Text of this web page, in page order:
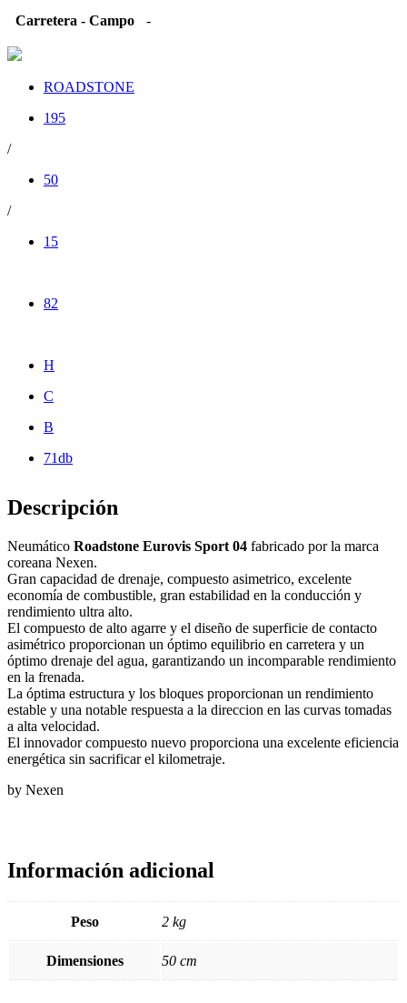
Carretera - Campo -
ROADSTONE
195
/
50
/
15
82
H
C
B
71db
Descripción
Neumático Roadstone Eurovis Sport 04 fabricado por la marca
coreana Nexen.
Gran capacidad de drenaje, compuesto asimetrico, excelente
economía de combustible, gran estabilidad en la conducción y
rendimiento ultra alto.
El compuesto de alto agarre y el diseño de superficie de contacto
asimétrico proporcionan un óptimo equilibrio en carretera y un
óptimo drenaje del agua, garantizando un incomparable rendimiento
en la frenada.
La óptima estructura y los bloques proporcionan un rendimiento
estable y una notable respuesta a la direccion en las curvas tomadas
a alta velocidad.
El innovador compuesto nuevo proporciona una excelente eficiencia
energética sin sacrificar el kilometraje.
by Nexen
Información adicional
Peso 2 kg
Dimensiones 50 cm